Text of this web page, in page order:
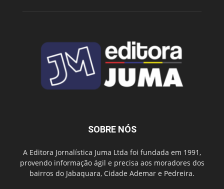
SOBRE NÓS
A Editora Jornalística Juma Ltda foi fundada em 1991,
provendo informação ágil e precisa aos moradores dos
bairros do Jabaquara, Cidade Ademar e Pedreira.